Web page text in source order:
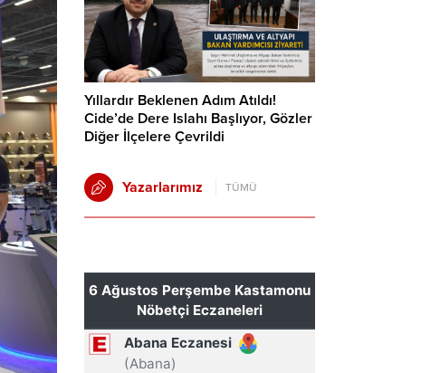
Yıllardır Beklenen Adım Atıldı!
Cide’de Dere Islahı Başlıyor, Gözler
Diğer İlçelere Çevrildi
Yazarlarımız TÜMÜ